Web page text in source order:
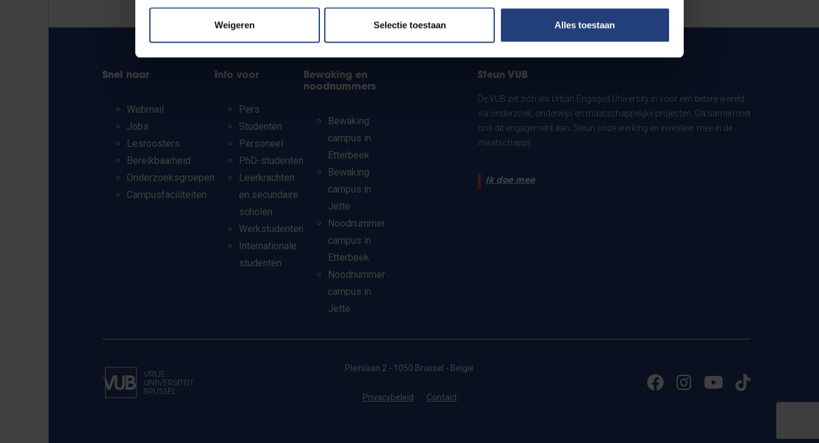
Weigeren Selectie toestaan Alles toestaan
Snel naar
Webmail
Jobs
Lesroosters
Bereikbaarheid
Onderzoeksgroepen
Campusfaciliteiten
Info voor
Pers
Studenten
Personeel
PhD-studenten
Leerkrachten
en secundaire
scholen
Werkstudenten
Internationale
studenten
Bewaking en
noodnummers
Bewaking
campus in
Etterbeek
Bewaking
campus in
Jette
Noodnummer
campus in
Etterbeek
Noodnummer
campus in
Jette
Steun VUB
De VUB zet zich als Urban Engaged University in voor een betere wereld
via onderzoek, onderwijs en maatschappelijke projecten. Ga samen met
ons dit engagement aan. Steun onze werking en investeer mee in de
maatschappij.
Ik doe mee
Pleinlaan 2 - 1050 Brussel - België
Privacybeleid Contact